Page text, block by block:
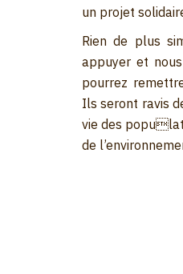
un projet
Rien de plus
appuyer et
pourrez
Ils seront ravis
vie des
de